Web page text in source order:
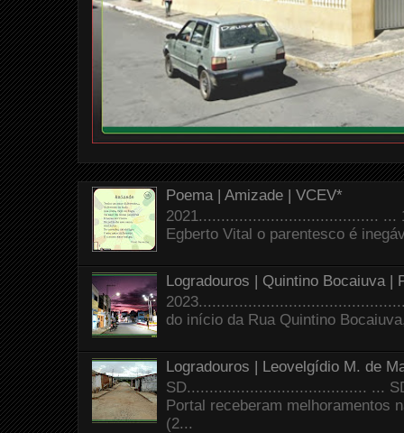
Poema | Amizade | VCEV*
2021........................................ ...
Egberto Vital o parentesco é
Logradouros | Quintino Bocaiuva |
do início da Rua Quintino
Logradouros | Leovelgídio M. de
SD........................................ ...
Portal receberam melhoramentos
(2...